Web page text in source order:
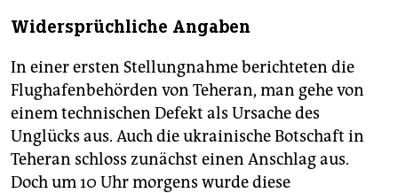
Widersprüchliche Angaben
In einer ersten Stellungnahme berichteten die
Flughafenbehörden von Teheran, man gehe von
einem technischen Defekt als Ursache des
Unglücks aus. Auch die ukrainische Botschaft in
Teheran schloss zunächst einen Anschlag aus.
Doch um 10 Uhr morgens wurde diese